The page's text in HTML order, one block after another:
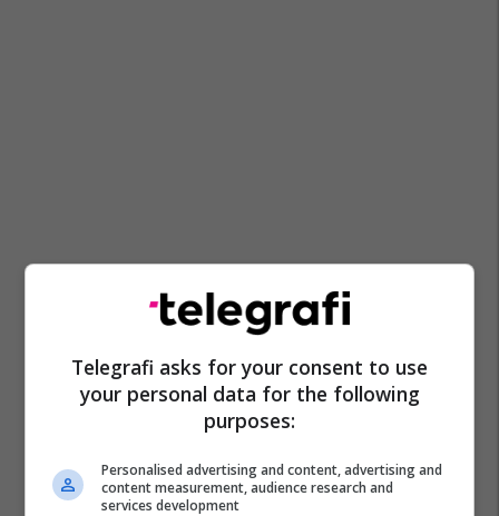
Telegrafi asks for your consent to use
your personal data for the following
purposes:
Personalised advertising and content, advertising and
content measurement, audience research and
services development